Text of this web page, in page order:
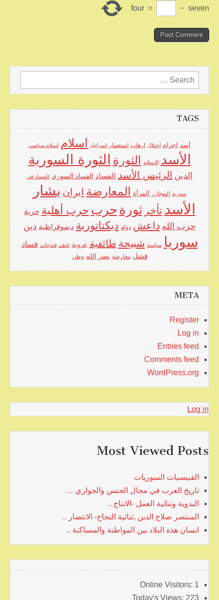
seven
−
=
four
Search
for:
TAGS
أسد اجرام احتلال ارهاب استعمار اسرائيل اسلام اسلام سياسي
الأسد الاسلام الثورة الثورة السورية
الدين الرئيس الأسد الفساد الفساد السوري الفساد في
سورية المجازر المرأة المعارضة ايران بشار
الأسد تأخر ثورة حرب حرب أهلية حرية
حزب الله داعش دولة ديكتاتورية ديموقراطية دين
سوريا سياسة شبيحة طائفية عروبة عنف فتوحات فساد
فشل معارضة نصر الله وطن
META
Register
Log in
Entries feed
Comments feed
WordPress.org
Log in
Most Viewed Posts
القبيسيات السوريات
تاريخ العرب في مجال الجنس والجواري …
البدوية وثنائية العمل -الانتاج ..
المنتصر صلاح الدين ,ثنائية النجاح- الانتصار ..
انسان هذه البلاد بين المواطنة والمساكنة ..
Online Visitors: 1
Today's Views: 223